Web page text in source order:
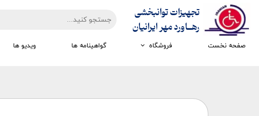
تجهیزات توانبخشی
​​​​​​​رهــاورد مهر ایرانیان
صفحه نخست فروشگاه
تجهیزات کار درمانی
تجهیزات مکانوتراپی
گواهینامه ها ویدیو ها